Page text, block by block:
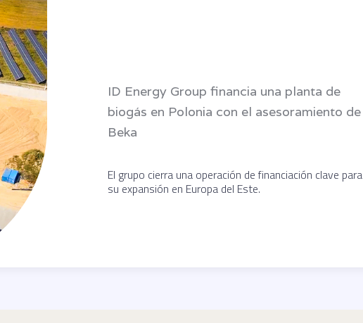
ID Energy Group financia una planta de
biogás en Polonia con el asesoramiento de
Beka
El grupo cierra una operación de financiación clave para
su expansión en Europa del Este.